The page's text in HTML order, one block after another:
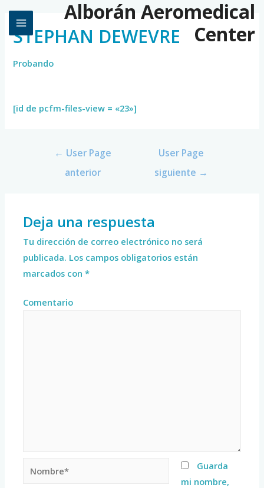
Alborán Aeromedical
Center
STEPHAN DEWEVRE
Probando
[id de pcfm-files-view = «23»]
← User Page
anterior
User Page
siguiente →
Deja una respuesta
Tu dirección de correo electrónico no será
publicada. Los campos obligatorios están
marcados con*
Comentario
Guarda
mi nombre,